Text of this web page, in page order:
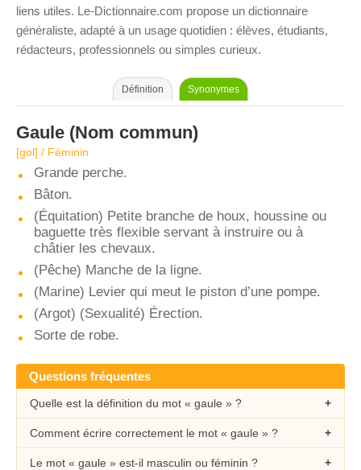
liens utiles. Le-Dictionnaire.com propose un dictionnaire
généraliste, adapté à un usage quotidien : élèves, étudiants,
rédacteurs, professionnels ou simples curieux.
Définition Synonymes
Gaule (Nom commun)
[ɡol] / Féminin
Grande perche.
Bâton.
(Équitation) Petite branche de houx, houssine ou
baguette très flexible servant à instruire ou à
châtier les chevaux.
(Pêche) Manche de la ligne.
(Marine) Levier qui meut le piston d’une pompe.
(Argot) (Sexualité) Érection.
Sorte de robe.
Questions fréquentes
Quelle est la définition du mot « gaule » ?
Comment écrire correctement le mot « gaule » ?
Le mot « gaule » est-il masculin ou féminin ?